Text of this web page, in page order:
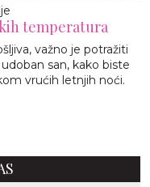
temperatura
važno je potražiti
san, kako biste
vrućih letnjih noći.